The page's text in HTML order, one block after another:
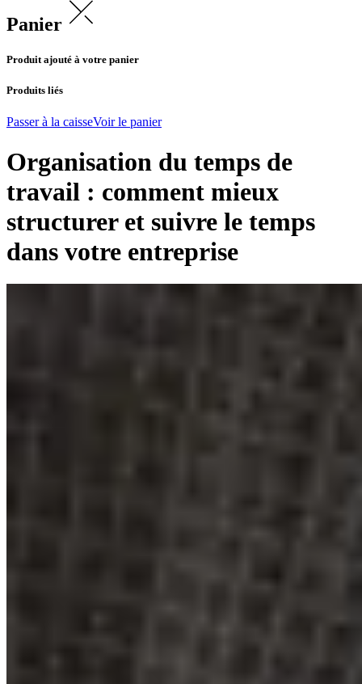
Panier
Produit ajouté à votre panier
Produits liés
Passer à la caisseVoir le panier
Organisation du temps de
travail : comment mieux
structurer et suivre le temps
dans votre entreprise